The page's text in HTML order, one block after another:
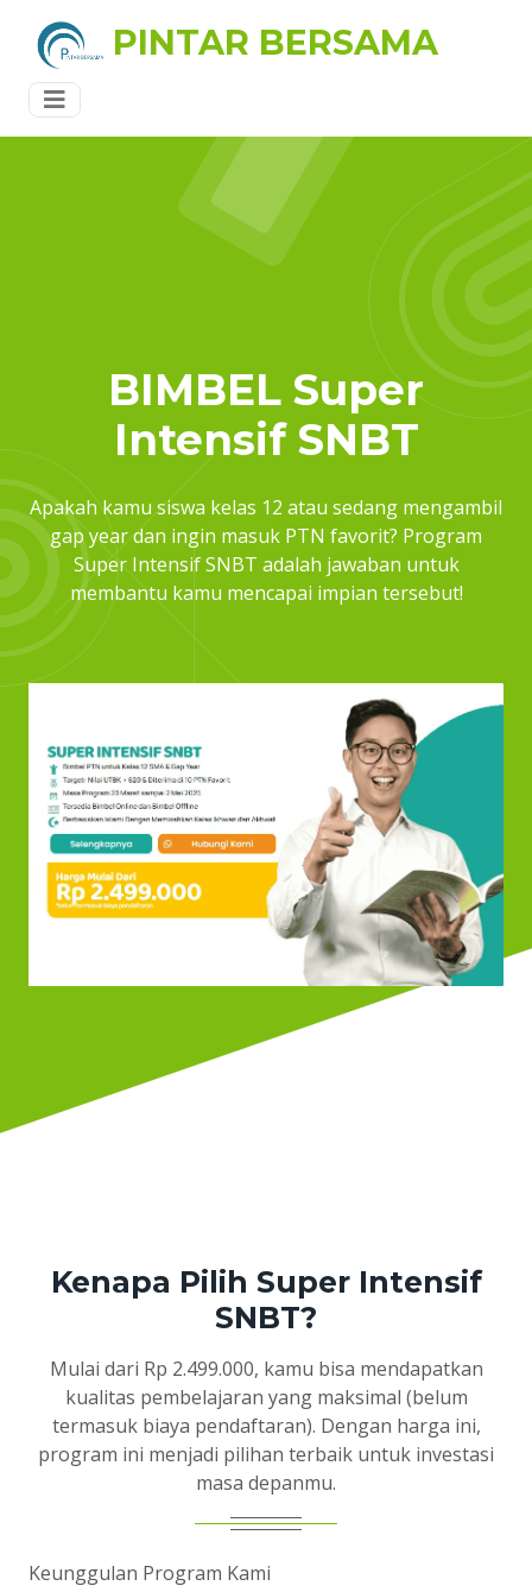
PINTAR BERSAMA
BIMBEL Super
Intensif SNBT
Apakah kamu siswa kelas 12 atau sedang mengambil
gap year dan ingin masuk PTN favorit? Program
Super Intensif SNBT adalah jawaban untuk
membantu kamu mencapai impian tersebut!
Kenapa Pilih Super Intensif
SNBT?
Mulai dari Rp 2.499.000, kamu bisa mendapatkan
kualitas pembelajaran yang maksimal (belum
termasuk biaya pendaftaran). Dengan harga ini,
program ini menjadi pilihan terbaik untuk investasi
masa depanmu.
Keunggulan Program Kami